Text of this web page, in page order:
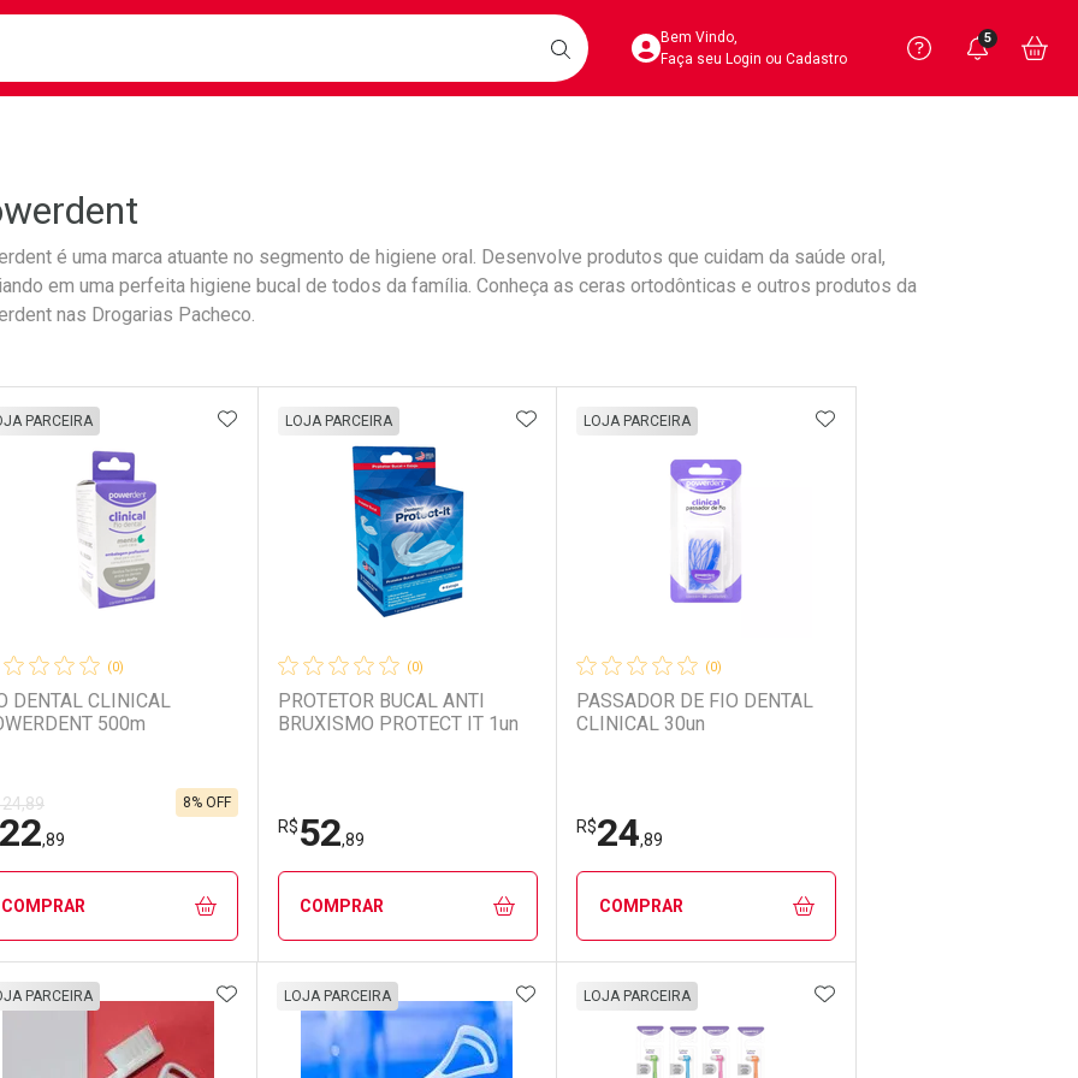
BUSCARAcesse sua Conta
Bem Vindo,
Faça seu Login ou Cadastro
Precisa
Ver Recursos
Você
5
é uma marca atuante no segmento de higiene oral. Desenvolve produtos que cuidam da saúde oral,
em uma perfeita higiene bucal de todos da família. Conheça as ceras ortodônticas e outros produtos da
nas Drogarias Pacheco.
(0)
DENTAL CLINICAL
500m
PARCEIRA
24,89
22,89
8% OFF
ADICIONAR AOS FAVORITOS
COMPRAR
FECHAR
FECHAR
Menos
(0)
PROTETOR BUCAL ANTI
BRUXISMO PROTECT IT 1un
LOJA PARCEIRA
R$52,89
ADICIONAR AOS FAVORITOS
COMPRAR
FECHAR
Laboratório
FECHAR
Por Menos
(0)
PASSADOR DE FIO DENTAL
CLINICAL 30un
LOJA PARCEIRA
R$24,89
ADICIONAR AOS
COMPRAR
FECHAR
Laboratório
FECHAR
Por Menos
PARCEIRA ADICIONAR AOS FAVORITOS
LOJA PARCEIRA ADICIONAR AOS FAVORITOS
LOJA PARCEIRA ADICIONAR AOS